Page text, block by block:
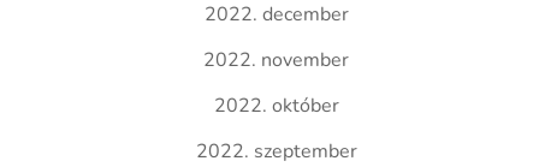
2022. december
2022. november
2022. október
2022. szeptember